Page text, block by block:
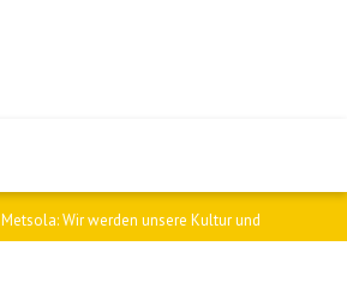
Metsola: Wir werden unsere Kultur und